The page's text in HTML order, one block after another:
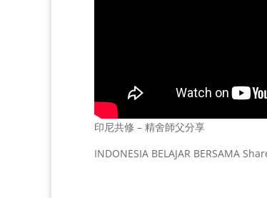
印尼共修 – 精舍師父分享
INDONESIA BELAJAR BERSAMA